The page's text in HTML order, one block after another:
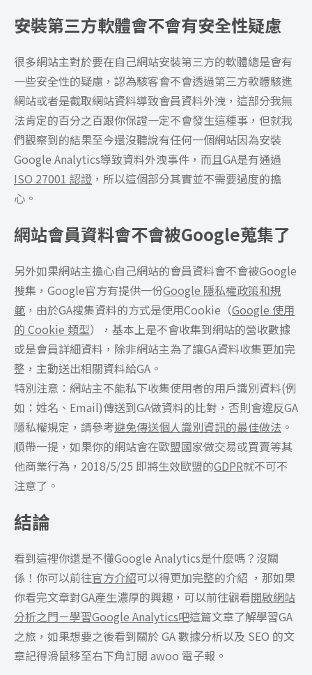
安裝第三方軟體會不會有安全性疑慮
很多網站主對於要在自己網站安裝第三方的軟體總是會有
一些安全性的疑慮，認為駭客會不會透過第三方軟體駭進
網站或者是截取網站資料導致會員資料外洩，這部分我無
法肯定的百分之百跟你保證一定不會發生這種事，但就我
們觀察到的結果至今還沒聽說有任何一個網站因為安裝
Google Analytics導致資料外洩事件，而且GA是有通過
ISO 27001 認證 ，所以這個部分其實並不需要過度的擔
心。
網站會員資料會不會被Google蒐集了
另外如果網站主擔心自己網站的會員資料會不會被Google
搜集，Google官方有提供一份Google 隱私權政策和規
範 ，由於GA搜集資料的方式是使用Cookie（Google 使用
的 Cookie 類型），基本上是不會收集到網站的營收數據
或是會員詳細資料，除非網站主為了讓GA資料收集更加完
整，主動送出相關資料給GA。
特別注意：網站主不能私下收集使用者的用戶識別資料(例
如：姓名、Email)傳送到GA做資料的比對，否則會違反GA
隱私權規定，請參考避免傳送個人識別資訊的最佳做法 。
順帶一提，如果你的網站會在歐盟國家做交易或買賣等其
他商業行為，2018/5/25 即將生效歐盟的GDPR就不可不
注意了。
結論
看到這裡你還是不懂Google Analytics是什麼嗎？沒關
係！你可以前往官方介紹可以得更加完整的介紹 ，那如果
你看完文章對GA產生濃厚的興趣，可以前往觀看開啟網站
分析之門－學習Google Analytics吧這篇文章了解學習GA
之旅，如果想要之後看到關於 GA 數據分析以及 SEO 的文
章記得滑鼠移至右下角訂閱 awoo 電子報。